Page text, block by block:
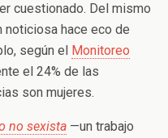
cuestionado. Del mismo
noticiosa hace eco de
según el Monitoreo
el 24% de las
son mujeres.
no sexista —un trabajo